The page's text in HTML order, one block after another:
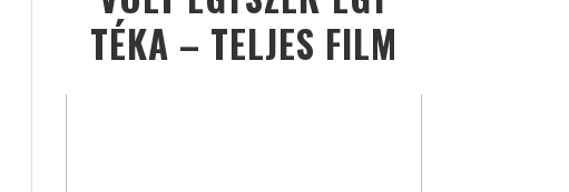
TÉKA – TELJES FILM